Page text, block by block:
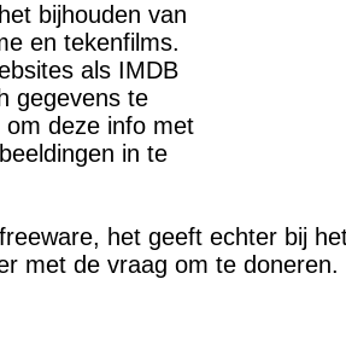
bijhouden van
en tekenfilms.
als IMDB
gegevens te
om deze info met
in te
het geeft echter bij
met de vraag om te doneren.